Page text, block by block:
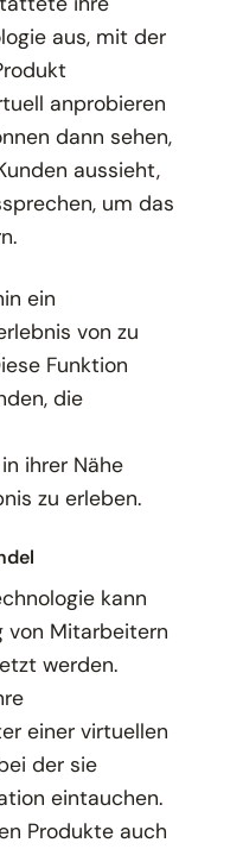
aus, mit der
anprobieren
dann sehen,
aussieht,
um das
ein
von zu
Funktion
die
ihrer Nähe
zu erleben.
kann
von Mitarbeitern
werden.
einer virtuellen
der sie
eintauchen.
Produkte auch